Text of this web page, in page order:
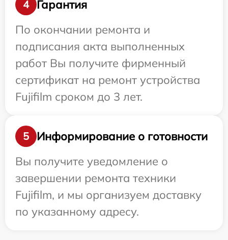
4
Гарантия
По окончании ремонта и
подписания акта выполненных
работ Вы получите фирменный
сертификат на ремонт устройства
Fujifilm сроком до 3 лет.
5
Информирование о готовности
Вы получите уведомление о
завершении ремонта техники
Fujifilm, и мы организуем доставку
по указанному адресу.